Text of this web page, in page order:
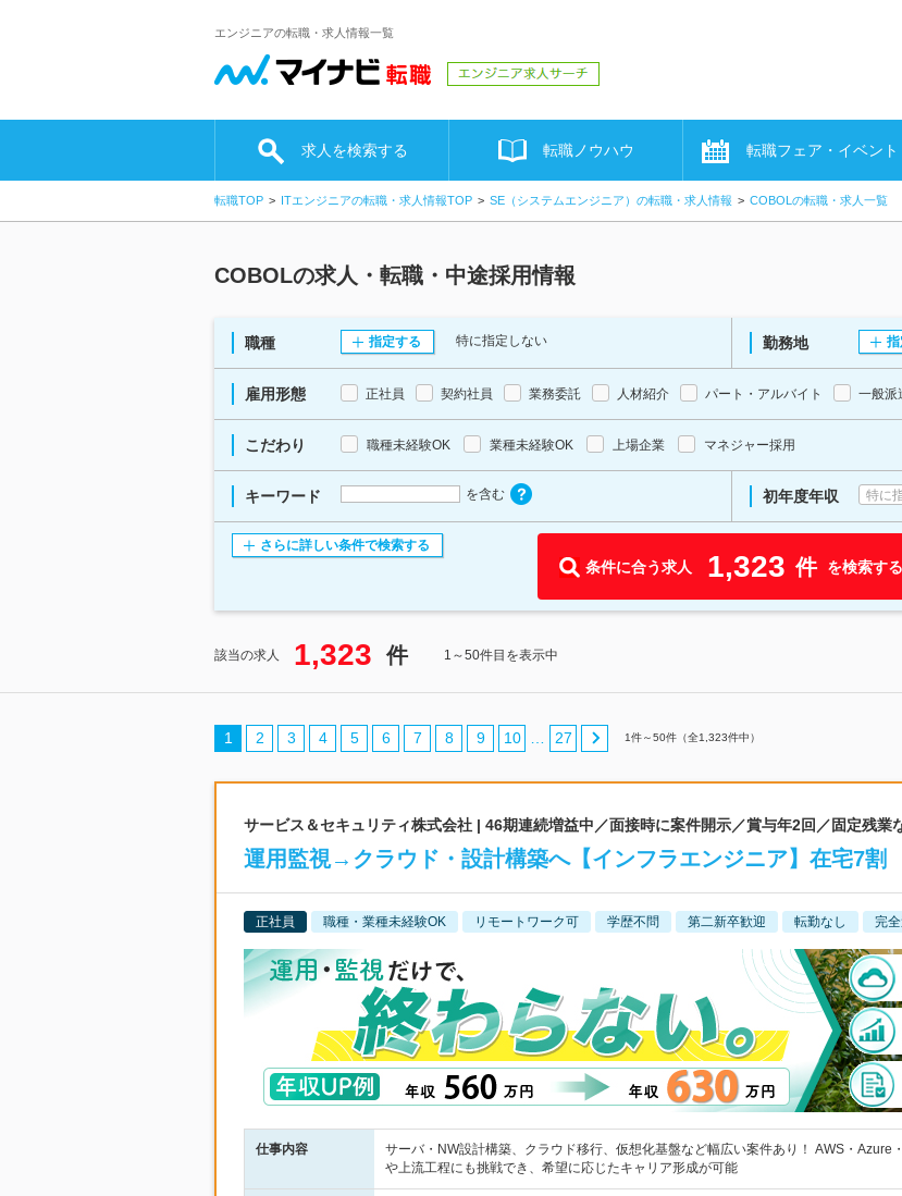
エンジニアの転職・求人情報一覧
求人を検索する 転職ノウハウ 転職フェア・イベント
転職TOP ITエンジニアの転職・求人情報TOP SE（システムエンジニア）の転職・求人情報 COBOLの転職・求人一覧
COBOLの求人・転職・中途採用情報
職種 指定する 特に指定しない 勤務地 指
雇用形態 正社員 契約社員 業務委託 人材紹介 パート・アルバイト 一般派
こだわり 職種未経験OK 業種未経験OK 上場企業 マネジャー採用
キーワード を含む 初年度年収 特に
さらに詳しい条件で検索する
条件に合う求人 1,323 件 を検索する
該当の求人 1,323 件 1～50件目を表示中
1 2 3 4 5 6 7 8 9 10 … 27 1件～50件（全1,323件中）
サービス＆セキュリティ株式会社 | 46期連続増益中／面接時に案件開示／賞与年2回／固定残業
運用監視→クラウド・設計構築へ【インフラエンジニア】在宅7割
正社員 職種・業種未経験OK リモートワーク可 学歴不問 第二新卒歓迎 転勤なし 完
仕事内容
サーバ・NW設計構築、クラウド移行、仮想化基盤など幅広い案件あり！ AWS・Azure
や上流工程にも挑戦でき、希望に応じたキャリア形成が可能